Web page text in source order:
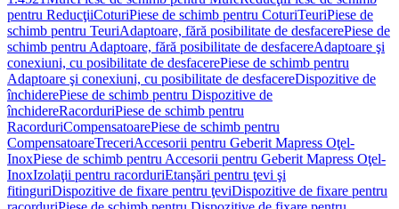
pentru ReducţiiCoturiPiese de schimb pentru CoturiTeuriPiese de
schimb pentru TeuriAdaptoare, fără posibilitate de desfacerePiese de
schimb pentru Adaptoare, fără posibilitate de desfacereAdaptoare şi
conexiuni, cu posibilitate de desfacerePiese de schimb pentru
Adaptoare şi conexiuni, cu posibilitate de desfacereDispozitive de
închiderePiese de schimb pentru Dispozitive de
închidereRacorduriPiese de schimb pentru
RacorduriCompensatoarePiese de schimb pentru
CompensatoareTreceriAccesorii pentru Geberit Mapress Oţel-
InoxPiese de schimb pentru Accesorii pentru Geberit Mapress Oţel-
InoxIzolaţii pentru racorduriEtanşări pentru ţevi şi
fitinguriDispozitive de fixare pentru ţeviDispozitive de fixare pentru